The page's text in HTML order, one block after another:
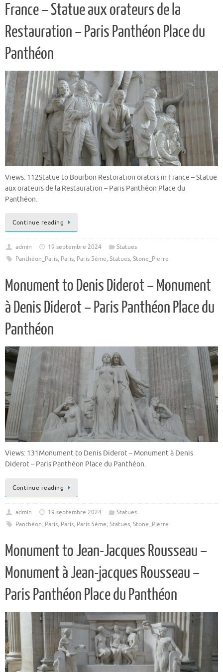
France – Statue aux orateurs de la
Restauration – Paris Panthéon Place du
Panthéon
Views: 112Statue to Bourbon Restoration orators in France – Statue
aux orateurs de la Restauration – Paris Panthéon Place du
Panthéon.
Continue reading
admin 19 septembre 2024
Statues
Panthéon_Paris, Paris, Paris 5ème, Statues, Stone_Pierre
Monument to Denis Diderot – Monument
à Denis Diderot – Paris Panthéon Place du
Panthéon
Views: 131Monument to Denis Diderot – Monument à Denis
Diderot – Paris Panthéon Place du Panthéon.
Continue reading
admin 19 septembre 2024
Statues
Panthéon_Paris, Paris, Paris 5ème, Statues, Stone_Pierre
Monument to Jean-Jacques Rousseau –
Monument à Jean-jacques Rousseau –
Paris Panthéon Place du Panthéon